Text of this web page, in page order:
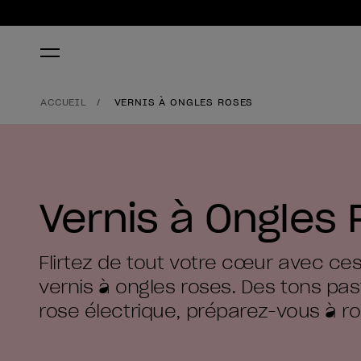
ACCUEIL VERNIS À ONGLES ROSES
Vernis à Ongles
Flirtez de tout votre cœur avec
vernis à ongles roses. Des tons
rose électrique, préparez-vous à